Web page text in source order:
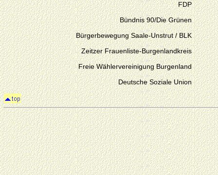
FDP
Bündnis 90/Die Grünen
Bürgerbewegung Saale-Unstrut / BLK
Zeitzer Frauenliste-Burgenlandkreis
Freie Wählervereinigung Burgenland
Deutsche Soziale Union